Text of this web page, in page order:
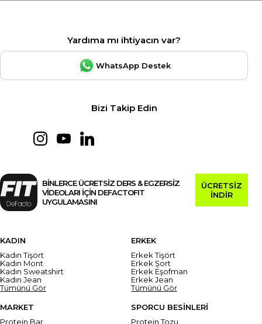
Yardıma mı ihtiyacın var?
WhatsApp Destek
Bizi Takip Edin
BİNLERCE ÜCRETSİZ DERS & EGZERSİZ
VİDEOLARI İÇİN DEFACTOFIT
UYGULAMASINI
ÜCRETSİZ
İNDİR
KADIN
Kadın Tişört
Kadın Mont
Kadın Sweatshirt
Kadın Jean
Tümünü Gör
ERKEK
Erkek Tişört
Erkek Şort
Erkek Eşofman
Erkek Jean
Tümünü Gör
MARKET
Protein Bar
SPORCU BESİNLERİ
Protein Tozu